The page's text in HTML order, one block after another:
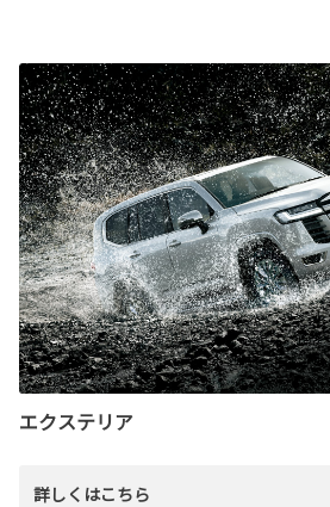
エクステリア
詳しくはこちら